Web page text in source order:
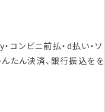
コンビニ前払・d払い・ソ
たん決済、銀行振込をを